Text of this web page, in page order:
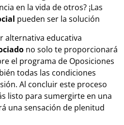
en la vida de otros? ¡Las
pueden ser la solución
alternativa educativa
no solo te proporcionará
el programa de Oposiciones
todas las condiciones
Al concluir este proceso
listo para sumergirte en una
una sensación de plenitud